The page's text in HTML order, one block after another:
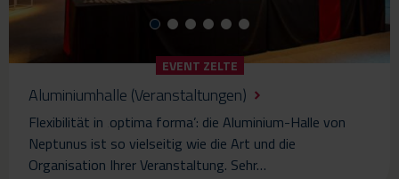
EVENT ZELTE
Aluminiumhalle (Veranstaltungen)
Flexibilität in ‚optima forma’: die Aluminium-Halle von
Neptunus ist so vielseitig wie die Art und die
Organisation Ihrer Veranstaltung. Sehr…